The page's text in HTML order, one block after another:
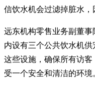
信饮水机会过滤掉脏水，
远东机构零售业务副董
内设有三个公共饮水机
这些设施，确保所有访
受一个安全和清洁的环境